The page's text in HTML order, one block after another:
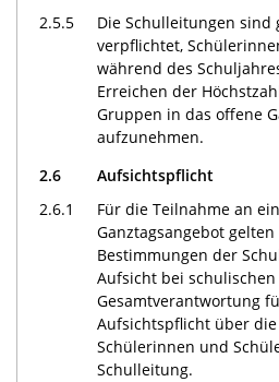
2.5.5
Die Schulleitungen sind
verpflichtet,
während des
Erreichen der
Gruppen in das offene
aufzunehmen.
2.6
Aufsichtspflicht
2.6.1
Für die Teilnahme an
Ganztagsangebot
Bestimmungen der
Aufsicht bei
Gesamtverantwortung
Aufsichtspflicht über
Schülerinnen und
Schulleitung.